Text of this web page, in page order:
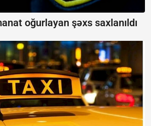
oğurlayan şəxs saxlanıldı